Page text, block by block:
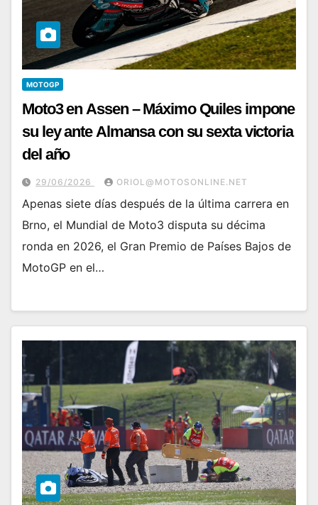
MOTOGP
Moto3 en Assen – Máximo Quiles impone
su ley ante Almansa con su sexta victoria
del año
29/06/2026 ORIOL@MOTOSONLINE.NET
Apenas siete días después de la última carrera en
Brno, el Mundial de Moto3 disputa su décima
ronda en 2026, el Gran Premio de Países Bajos de
MotoGP en el…